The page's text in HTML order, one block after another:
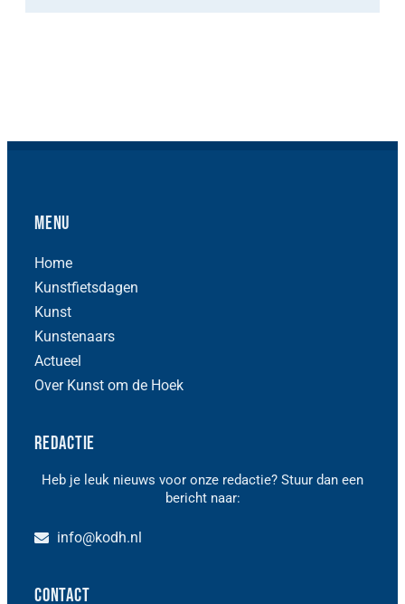
Menu
Home
Kunstfietsdagen
Kunst
Kunstenaars
Actueel
Over Kunst om de Hoek
Redactie
Heb je leuk nieuws voor onze redactie? Stuur dan een
bericht naar:
info@kodh.nl
Contact